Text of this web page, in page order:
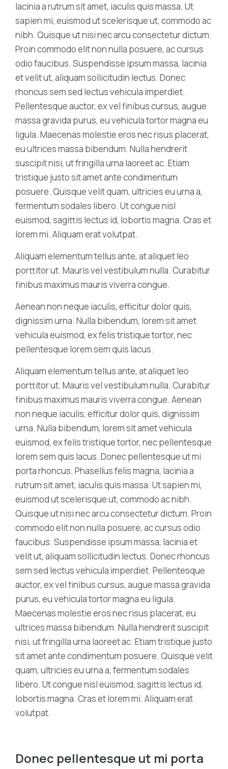
lacinia a rutrum sit amet, iaculis quis massa. Ut
sapien mi, euismod ut scelerisque ut, commodo ac
nibh. Quisque ut nisi nec arcu consectetur dictum.
Proin commodo elit non nulla posuere, ac cursus
odio faucibus. Suspendisse ipsum massa, lacinia
et velit ut, aliquam sollicitudin lectus. Donec
rhoncus sem sed lectus vehicula imperdiet.
Pellentesque auctor, ex vel finibus cursus, augue
massa gravida purus, eu vehicula tortor magna eu
ligula. Maecenas molestie eros nec risus placerat,
eu ultrices massa bibendum. Nulla hendrerit
suscipit nisi, ut fringilla urna laoreet ac. Etiam
tristique justo sit amet ante condimentum
posuere. Quisque velit quam, ultricies eu urna a,
fermentum sodales libero. Ut congue nisl
euismod, sagittis lectus id, lobortis magna. Cras et
lorem mi. Aliquam erat volutpat.
Aliquam elementum tellus ante, at aliquet leo
porttitor ut. Mauris vel vestibulum nulla. Curabitur
finibus maximus mauris viverra congue.
Aenean non neque iaculis, efficitur dolor quis,
dignissim urna. Nulla bibendum, lorem sit amet
vehicula euismod, ex felis tristique tortor, nec
pellentesque lorem sem quis lacus.
Aliquam elementum tellus ante, at aliquet leo
porttitor ut. Mauris vel vestibulum nulla. Curabitur
finibus maximus mauris viverra congue. Aenean
non neque iaculis, efficitur dolor quis, dignissim
urna. Nulla bibendum, lorem sit amet vehicula
euismod, ex felis tristique tortor, nec pellentesque
lorem sem quis lacus. Donec pellentesque ut mi
porta rhoncus. Phasellus felis magna, lacinia a
rutrum sit amet, iaculis quis massa. Ut sapien mi,
euismod ut scelerisque ut, commodo ac nibh.
Quisque ut nisi nec arcu consectetur dictum. Proin
commodo elit non nulla posuere, ac cursus odio
faucibus. Suspendisse ipsum massa, lacinia et
velit ut, aliquam sollicitudin lectus. Donec rhoncus
sem sed lectus vehicula imperdiet. Pellentesque
auctor, ex vel finibus cursus, augue massa gravida
purus, eu vehicula tortor magna eu ligula.
Maecenas molestie eros nec risus placerat, eu
ultrices massa bibendum. Nulla hendrerit suscipit
nisi, ut fringilla urna laoreet ac. Etiam tristique justo
sit amet ante condimentum posuere. Quisque velit
quam, ultricies eu urna a, fermentum sodales
libero. Ut congue nisl euismod, sagittis lectus id,
lobortis magna. Cras et lorem mi. Aliquam erat
volutpat.
Donec pellentesque ut mi porta